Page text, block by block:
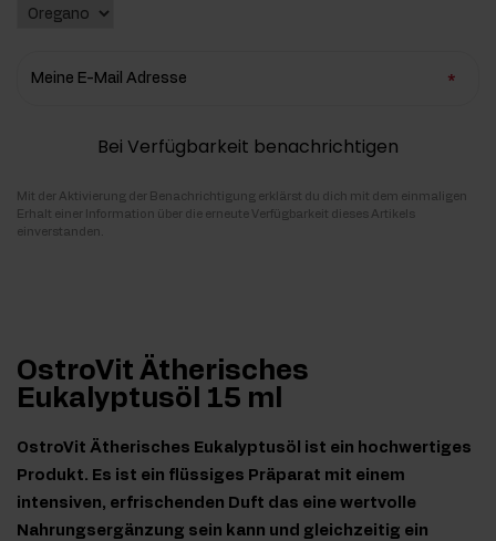
Meine E-Mail Adresse
Bei Verfügbarkeit benachrichtigen
Mit der Aktivierung der Benachrichtigung erklärst du dich mit dem einmaligen
Erhalt einer Information über die erneute Verfügbarkeit dieses Artikels
einverstanden.
OstroVit Ätherisches
Eukalyptusöl 15 ml
OstroVit Ätherisches Eukalyptusöl ist ein hochwertiges
Produkt. Es ist ein flüssiges Präparat mit einem
intensiven, erfrischenden Duft das eine wertvolle
Nahrungsergänzung sein kann und gleichzeitig ein